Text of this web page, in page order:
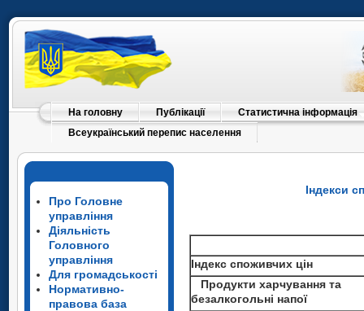
На головну Публікації
Статистична інформація
Всеукраїнський перепис населення
Про Головне
управління
Діяльність
Головного
управління
Для громадськості
Нормативно-
правова база
Індекси
Індекс споживчих цін
Продукти харчування та
безалкогольні напої